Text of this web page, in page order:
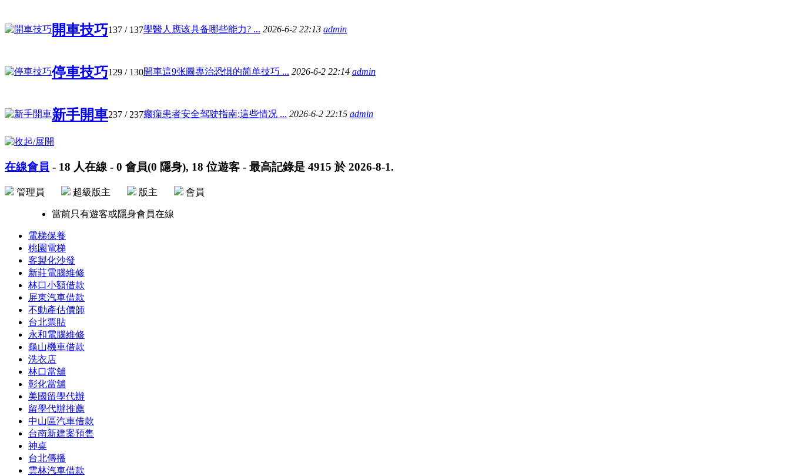
開車技巧137 / 137學醫人應该具备哪些能力? ... 2026-6-2 22:13 admin
停車技巧129 / 130開車這9张圖專治恐惧的简单技巧 ... 2026-6-2 22:14 admin
新手開車237 / 237癫痫患者安全驾驶指南:這些情况 ... 2026-6-2 22:15 admin
在線會員 - 18 人在線 - 0 會員(0 隱身), 18 位遊客 - 最高記錄是 4915 於2026-8-1.
管理員 超級版主 版主 會員
當前只有遊客或隱身會員在線
電梯保養
桃園電梯
客製化沙發
新莊電腦維修
林口小額借款
屏東汽車借款
不動產估價師
台北票貼
永和電腦維修
龜山機車借款
洗衣店
林口當舖
彰化當舖
美國留學代辦
留學代辦推薦
中山區汽車借款
台南新建案預售
神桌
台北傳播
雲林汽車借款